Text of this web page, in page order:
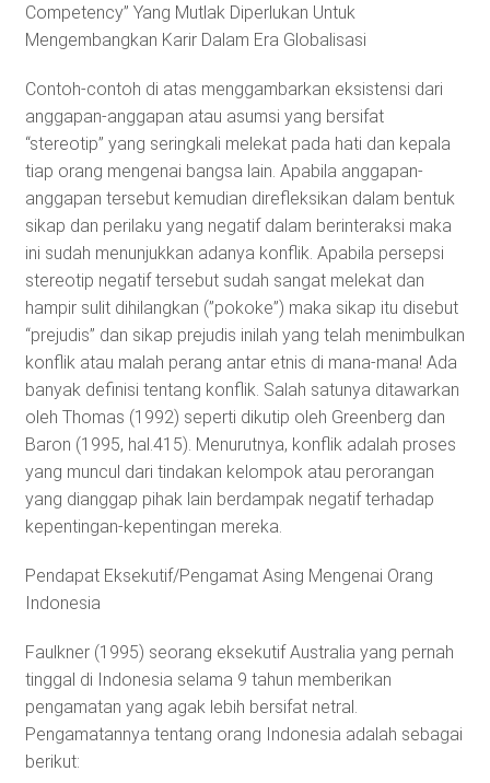
Competency” Yang Mutlak Diperlukan Untuk
Mengembangkan Karir Dalam Era Globalisasi
Contoh-contoh di atas menggambarkan eksistensi dari
anggapan-anggapan atau asumsi yang bersifat
“stereotip” yang seringkali melekat pada hati dan kepala
tiap orang mengenai bangsa lain. Apabila anggapan-
anggapan tersebut kemudian direfleksikan dalam bentuk
sikap dan perilaku yang negatif dalam berinteraksi maka
ini sudah menunjukkan adanya konflik. Apabila persepsi
stereotip negatif tersebut sudah sangat melekat dan
hampir sulit dihilangkan (”pokoke”) maka sikap itu disebut
“prejudis” dan sikap prejudis inilah yang telah menimbulkan
konflik atau malah perang antar etnis di mana-mana! Ada
banyak definisi tentang konflik. Salah satunya ditawarkan
oleh Thomas (1992) seperti dikutip oleh Greenberg dan
Baron (1995, hal.415). Menurutnya, konflik adalah proses
yang muncul dari tindakan kelompok atau perorangan
yang dianggap pihak lain berdampak negatif terhadap
kepentingan-kepentingan mereka.
Pendapat Eksekutif/Pengamat Asing Mengenai Orang
Indonesia
Faulkner (1995) seorang eksekutif Australia yang pernah
tinggal di Indonesia selama 9 tahun memberikan
pengamatan yang agak lebih bersifat netral.
Pengamatannya tentang orang Indonesia adalah sebagai
berikut: